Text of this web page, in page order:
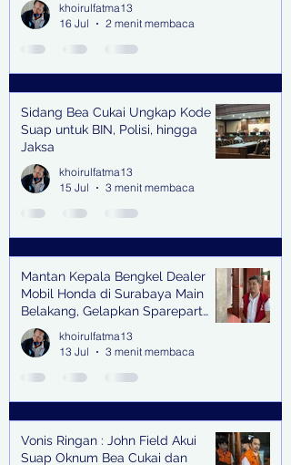
khoirulfatma13
16 Jul
2 menit membaca
Sidang Bea Cukai Ungkap Kode
Suap untuk BIN, Polisi, hingga
Jaksa
khoirulfatma13
15 Jul
3 menit membaca
Mantan Kepala Bengkel Dealer
Mobil Honda di Surabaya Main
Belakang, Gelapkan Sparepart
Senilai Rp 1,9 Miliar
khoirulfatma13
13 Jul
3 menit membaca
Vonis Ringan : John Field Akui
Suap Oknum Bea Cukai dan